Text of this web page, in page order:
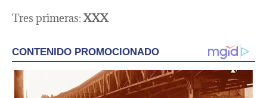
Tres primeras: XXX